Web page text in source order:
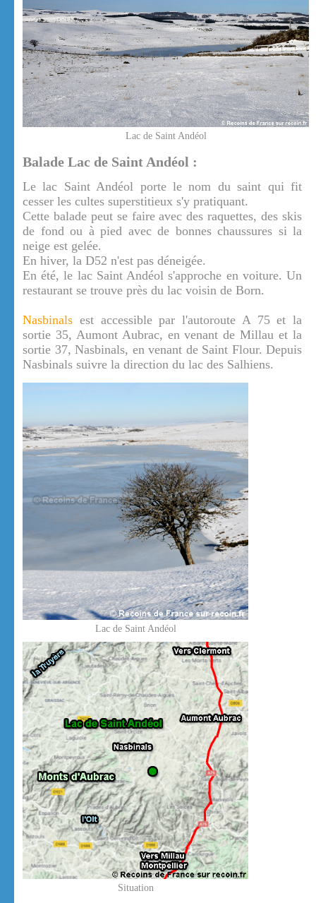
Lac de Saint Andéol
Balade Lac de Saint Andéol :
Le lac Saint Andéol porte le nom du saint qui fit
cesser les cultes superstitieux s'y pratiquant.
Cette balade peut se faire avec des raquettes, des skis
de fond ou à pied avec de bonnes chaussures si la
neige est gelée.
En hiver, la D52 n'est pas déneigée.
En été, le lac Saint Andéol s'approche en voiture. Un
restaurant se trouve près du lac voisin de Born.
Nasbinals est accessible par l'autoroute A 75 et la
sortie 35, Aumont Aubrac, en venant de Millau et la
sortie 37, Nasbinals, en venant de Saint Flour. Depuis
Nasbinals suivre la direction du lac des Salhiens.
Lac de Saint Andéol
Situation